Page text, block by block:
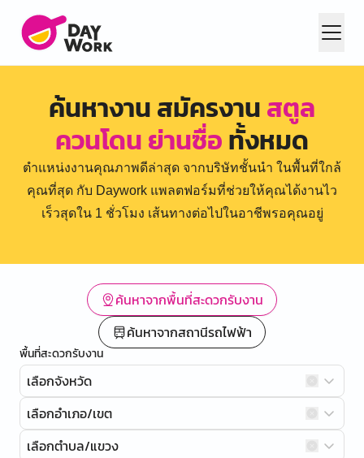
ค้นหางาน สมัครงานสตูล
ควนโดน ย่านซื่อทั้งหมด
ตำแหน่งงานคุณภาพดีล่าสุด จากบริษัทชั้นนำ ในพื้นที่ใกล้
คุณที่สุด กับ Daywork แพลตฟอร์มที่ช่วยให้คุณได้งานไว
เร็วสุดใน 1 ชั่วโมง เส้นทางต่อไปในอาชีพรอคุณอยู่
ค้นหาจากพื้นที่สะดวกรับงาน
ค้นหาจากสถานีรถไฟฟ้า
พื้นที่สะดวกรับงาน
เลือกจังหวัด
เลือกอำเภอ/เขต
เลือกตำบล/แขวง